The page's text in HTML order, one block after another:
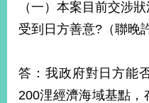
（一）本案目前交涉
受到日方善意?（聯晚
答：我政府對日方能
200浬經濟海域基點，